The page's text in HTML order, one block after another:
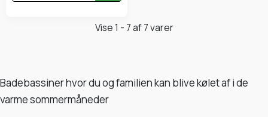
Vise 1 - 7 af 7 varer
Badebassiner hvor du og familien kan blive kølet af i de
varme sommermåneder